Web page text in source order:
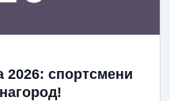
2026: спортсмени